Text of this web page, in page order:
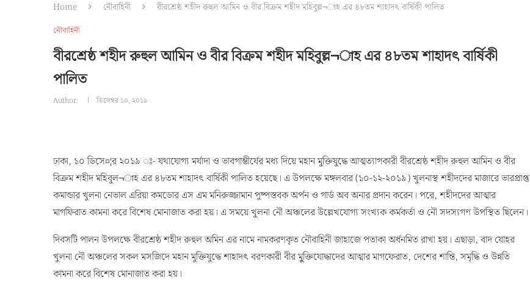
Home নৌবাহিনী বীরশ্রেষ্ঠ শহীদ রুহুল আমিন ও বীর বিক্রম শহীদ মহিবুল্ল¬াহ এর ৪৮তম শাহাদৎ বার্ষিকী পালিত
নৌবাহিনী
বীরশ্রেষ্ঠ শহীদ রুহুল আমিন ও বীর বিক্রম শহীদ মহিবুল্ল¬াহ এর ৪৮তম শাহাদৎ বার্ষিকী
পালিত
Author: ডিসেম্বর ১০, ২০১৯
ঢাকা, ১০ ডিসে¤¦র ২০১৯ ঃ- যথাযোগ্য মর্যাদা ও ভাবগাম্ভীর্যের মধ্য দিয়ে মহান মুক্তিযুদ্ধে আত্মত্যাগকারী বীরশ্রেষ্ঠ শহীদ রুহুল আমিন ও বীর
বিক্রম শহীদ মহিবুল¬াহ এর ৪৮তম শাহাদৎ বার্ষিকী পালিত হয়েছে। এ উপলক্ষে মঙ্গলবার (১০-১২-২০১৯) খুলনাস্থ শহীদদের মাজারে ভারপ্রাপ্ত
কমান্ডার খুলনা নেভাল এরিয়া কমডোর এস এম মনিরুজ্জামান পুষ্পস্তবক অর্পন ও গার্ড অব অনার প্রদান করেন। পরে, শহীদদের আত্মার
মাগফিরাত কামনা করে বিশেষ মোনাজাত করা হয়। এ সময়ে খুলনা নৌ অঞ্চলের উল্লেখযোগ্য সংখ্যক কর্মকর্তা ও নৌ সদস্যগণ উপস্থিত ছিলেন।
দিবসটি পালন উপলক্ষে বীরশ্রেষ্ঠ শহীদ রুহুল অমিন এর নামে নামকরণকৃত নৌবাহিনী জাহাজে পতাকা অর্ধনমিত রাখা হয়। এছাড়া, বাদ যোহর
খুলনা নৌ অঞ্চলের সকল মসজিদে মহান মুক্তিযুদ্ধে শাহাদৎ বরণকারী বীর মুুক্তিযোদ্ধাদের আত্মার মাগফেরাত, দেশের শান্তি, সমৃদ্ধি ও উন্নতি
কামনা করে বিশেষ মোনাজাত করা হয়।